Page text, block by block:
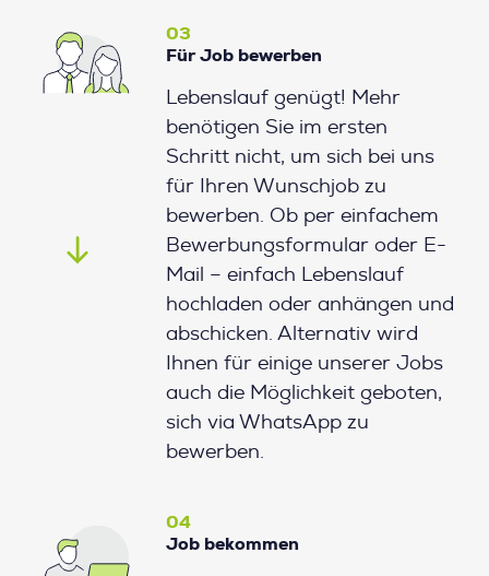
03
Für Job bewerben
Lebenslauf genügt! Mehr
benötigen Sie im ersten
Schritt nicht, um sich bei uns
für Ihren Wunschjob zu
bewerben. Ob per einfachem
Bewerbungsformular oder E-
Mail – einfach Lebenslauf
hochladen oder anhängen und
abschicken. Alternativ wird
Ihnen für einige unserer Jobs
auch die Möglichkeit geboten,
sich via WhatsApp zu
bewerben.
04
Job bekommen